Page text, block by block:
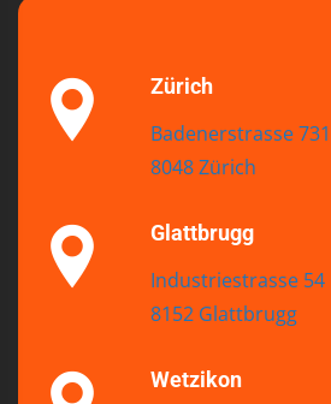
Zürich
Badenerstrasse 731
8048 Zürich
Glattbrugg
Industriestrasse 54
8152 Glattbrugg
Wetzikon